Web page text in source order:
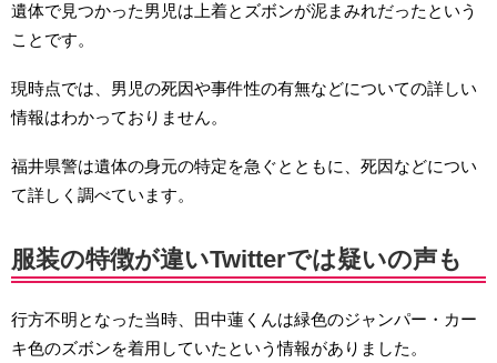
遺体で見つかった男児は上着とズボンが泥まみれだったという
ことです。
現時点では、男児の死因や事件性の有無などについての詳しい
情報はわかっておりません。
福井県警は遺体の身元の特定を急ぐとともに、死因などについ
て詳しく調べています。
服装の特徴が違いTwitterでは疑いの声も
行方不明となった当時、田中蓮くんは緑色のジャンパー・カー
キ色のズボンを着用していたという情報がありました。